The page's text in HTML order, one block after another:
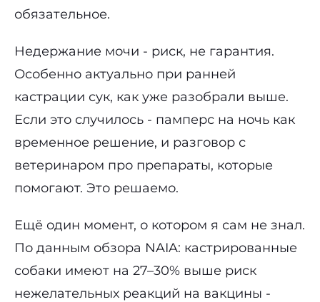
обязательное.
Недержание мочи - риск, не гарантия.
Особенно актуально при ранней
кастрации сук, как уже разобрали выше.
Если это случилось - памперс на ночь как
временное решение, и разговор с
ветеринаром про препараты, которые
помогают. Это решаемо.
Ещё один момент, о котором я сам не знал.
По данным обзора NAIA: кастрированные
собаки имеют на 27–30% выше риск
нежелательных реакций на вакцины -